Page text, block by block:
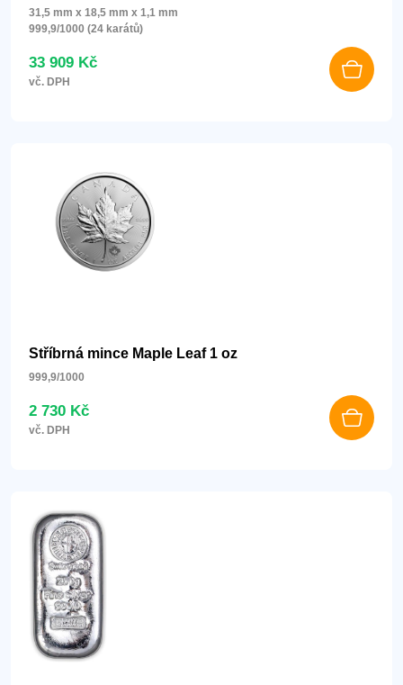
31,5 mm x 18,5 mm x 1,1 mm
999,9/1000 (24 karátů)
33 909 Kč
vč. DPH
Stříbrná mince Maple Leaf 1 oz
999,9/1000
2 730 Kč
vč. DPH